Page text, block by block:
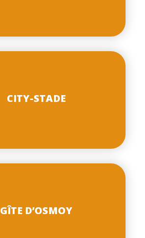
CITY-STADE
GÎTE D’OSMOY